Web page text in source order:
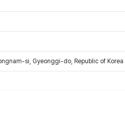
si, Gyeonggi-do, Republic of Korea